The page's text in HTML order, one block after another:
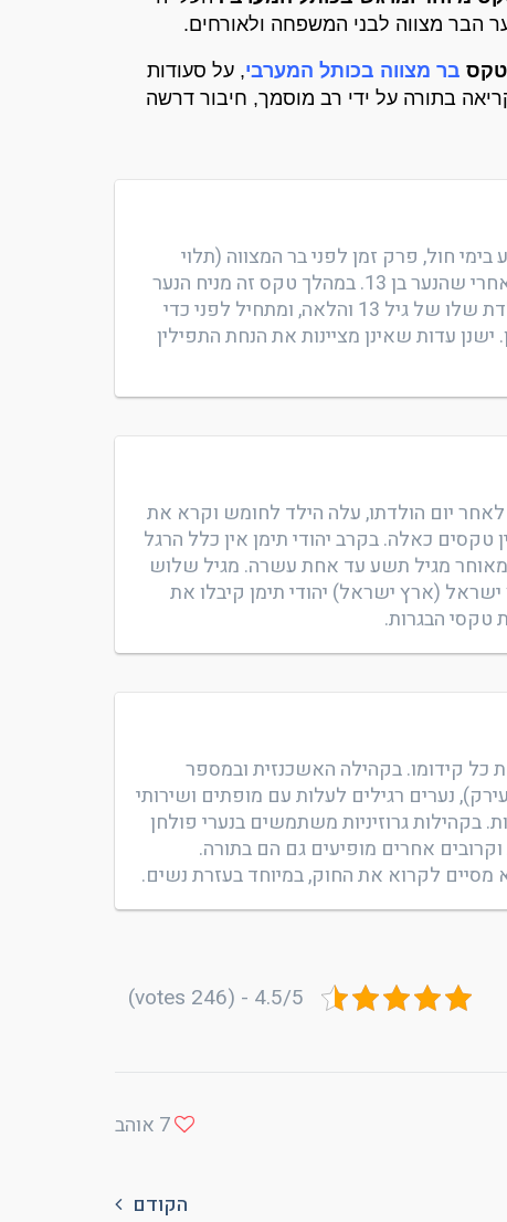
הבר מצווה לבני המשפחה ולאורחים.
טקס בר מצווה בכותל המערבי, על סעודות
בתורה על ידי רב מוסמך, חיבור דרשה
חול, פרק זמן לפני בר המצווה (תלוי
בעדה, ובחלק מעדות אחרות הוא נעשה בשעות בבוקר שאחרי שהנער בן 13. במהלך טקס זה מניח הנער
את התפילין. הוא נאלץ להניחן מדין תורה החל מיום ההולדת שלו של גיל 13 והלאה, ומתחיל לפני כדי
עדות שאינן מציינות את הנחת התפילין
יום הולדתו, עלה הילד לחומש וקרא את
כאלה. בקרב יהודי תימן אין כלל הרגל
מגיל תשע עד אחת עשרה. מגיל שלוש
(ארץ ישראל) יהודי תימן קיבלו את
טקסי הבגרות.
קידומו. בקהילה האשכנזית ובמספר
נערים רגילים לעלות עם מופתים ושירותי
בקהילות גרוזיניות משתמשים בנערי פולחן
אחרים מופיעים גם הם בתורה.
מסיים לקרוא את החוק, במיוחד בעזרת נשים.
4.5/5 - (246 votes)
7 אוהב
הקודם